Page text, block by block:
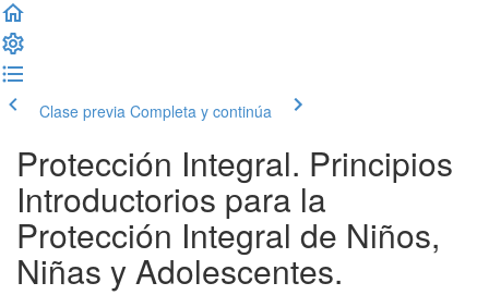
Clase previa Completa y continúa
Protección Integral. Principios
Introductorios para la
Protección Integral de Niños,
Niñas y Adolescentes.